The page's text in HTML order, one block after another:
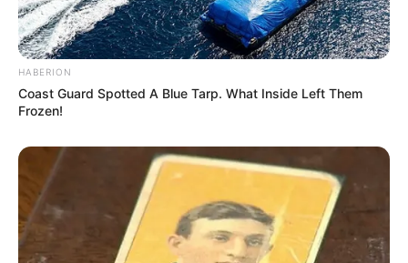
HABERION
Coast Guard Spotted A Blue Tarp. What Inside Left Them
Frozen!